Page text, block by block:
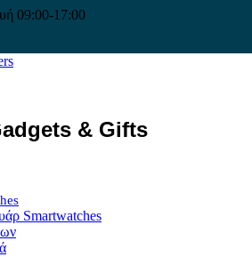
09:00-17:00
& Gifts
Smartwatches